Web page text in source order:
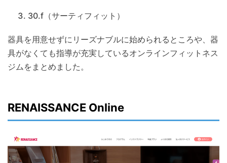
30.f（サーティフィット）
器具を用意せずにリーズナブルに始められるところや、器
具がなくても指導が充実しているオンラインフィットネス
ジムをまとめました。
RENAISSANCE Online